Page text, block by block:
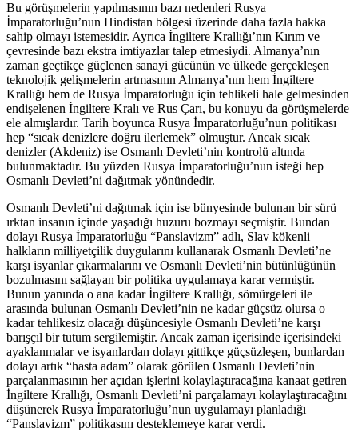
Bu görüşmelerin yapılmasının bazı nedenleri Rusya
İmparatorluğu’nun Hindistan bölgesi üzerinde daha fazla hakka
sahip olmayı istemesidir. Ayrıca İngiltere Krallığı’nın Kırım ve
çevresinde bazı ekstra imtiyazlar talep etmesiydi. Almanya’nın
zaman geçtikçe güçlenen sanayi gücünün ve ülkede gerçekleşen
teknolojik gelişmelerin artmasının Almanya’nın hem İngiltere
Krallığı hem de Rusya İmparatorluğu için tehlikeli hale gelmesinden
endişelenen İngiltere Kralı ve Rus Çarı, bu konuyu da görüşmelerde
ele almışlardır. Tarih boyunca Rusya İmparatorluğu’nun politikası
hep “sıcak denizlere doğru ilerlemek” olmuştur. Ancak sıcak
denizler (Akdeniz) ise Osmanlı Devleti’nin kontrolü altında
bulunmaktadır. Bu yüzden Rusya İmparatorluğu’nun isteği hep
Osmanlı Devleti’ni dağıtmak yönündedir.
Osmanlı Devleti’ni dağıtmak için ise bünyesinde bulunan bir sürü
ırktan insanın içinde yaşadığı huzuru bozmayı seçmiştir. Bundan
dolayı Rusya İmparatorluğu “Panslavizm” adlı, Slav kökenli
halkların milliyetçilik duygularını kullanarak Osmanlı Devleti’ne
karşı isyanlar çıkarmalarını ve Osmanlı Devleti’nin bütünlüğünün
bozulmasını sağlayan bir politika uygulamaya karar vermiştir.
Bunun yanında o ana kadar İngiltere Krallığı, sömürgeleri ile
arasında bulunan Osmanlı Devleti’nin ne kadar güçsüz olursa o
kadar tehlikesiz olacağı düşüncesiyle Osmanlı Devleti’ne karşı
barışçıl bir tutum sergilemiştir. Ancak zaman içerisinde içerisindeki
ayaklanmalar ve isyanlardan dolayı gittikçe güçsüzleşen, bunlardan
dolayı artık “hasta adam” olarak görülen Osmanlı Devleti’nin
parçalanmasının her açıdan işlerini kolaylaştıracağına kanaat getiren
İngiltere Krallığı, Osmanlı Devleti’ni parçalamayı kolaylaştıracağını
düşünerek Rusya İmparatorluğu’nun uygulamayı planladığı
“Panslavizm” politikasını desteklemeye karar verdi.